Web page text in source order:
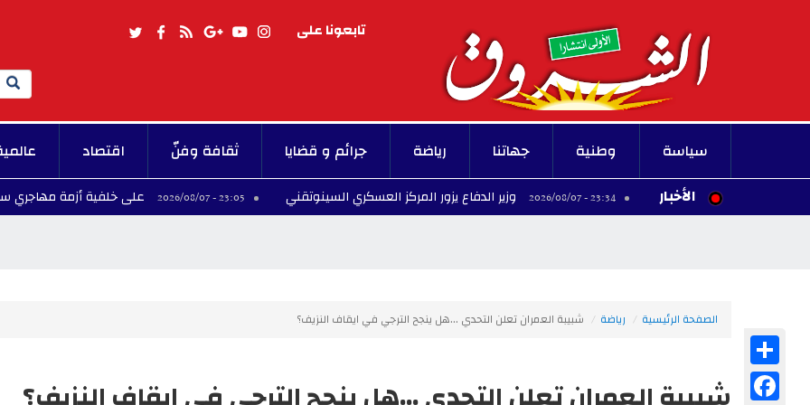
تابعونا على
Search
سياسة وطنية جهاتنا رياضة جرائم و قضايا ثقافة وفنّ اقتصاد
الأخبار
23:34 - 2026/08/07 وزير الدفاع يزور المركز العسكري السينوتقني 23:05 - 2026/08/07 على خلفية أزمة مهاجري سبتة.. إسبانيا
الصفحة الرئيسية رياضة شبيبة العمران تعلن التحدي ...هل ينجح الترجي في ايقاف النزيف؟
Facebook